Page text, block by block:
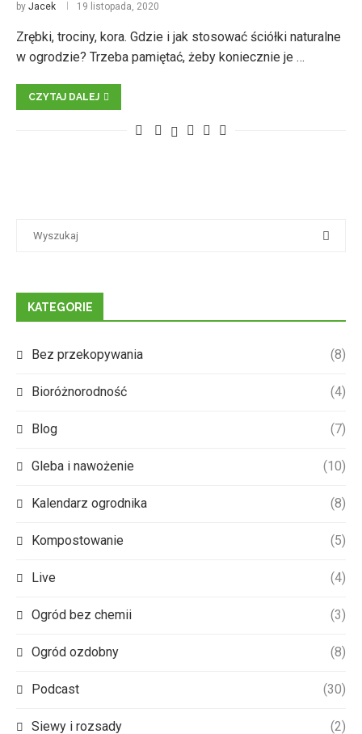
by Jacek 19 listopada, 2020
Zrębki, trociny, kora. Gdzie i jak stosować ściółki naturalne
w ogrodzie? Trzeba pamiętać, żeby koniecznie je …
CZYTAJ DALEJ
KATEGORIE
Bez przekopywania (8)
Bioróżnorodność (4)
Blog (7)
Gleba i nawożenie (10)
Kalendarz ogrodnika (8)
Kompostowanie (5)
Live (4)
Ogród bez chemii (3)
Ogród ozdobny (8)
Podcast (30)
Siewy i rozsady (2)